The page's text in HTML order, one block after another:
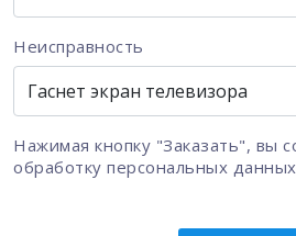
Неисправность
Нажимая кнопку "Заказать", вы
обработку персональных данных